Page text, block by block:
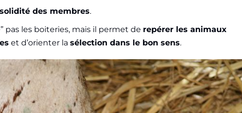
des membres.
pas les boiteries, mais il permet de repérer les animaux
et d’orienter la sélection dans le bon sens.